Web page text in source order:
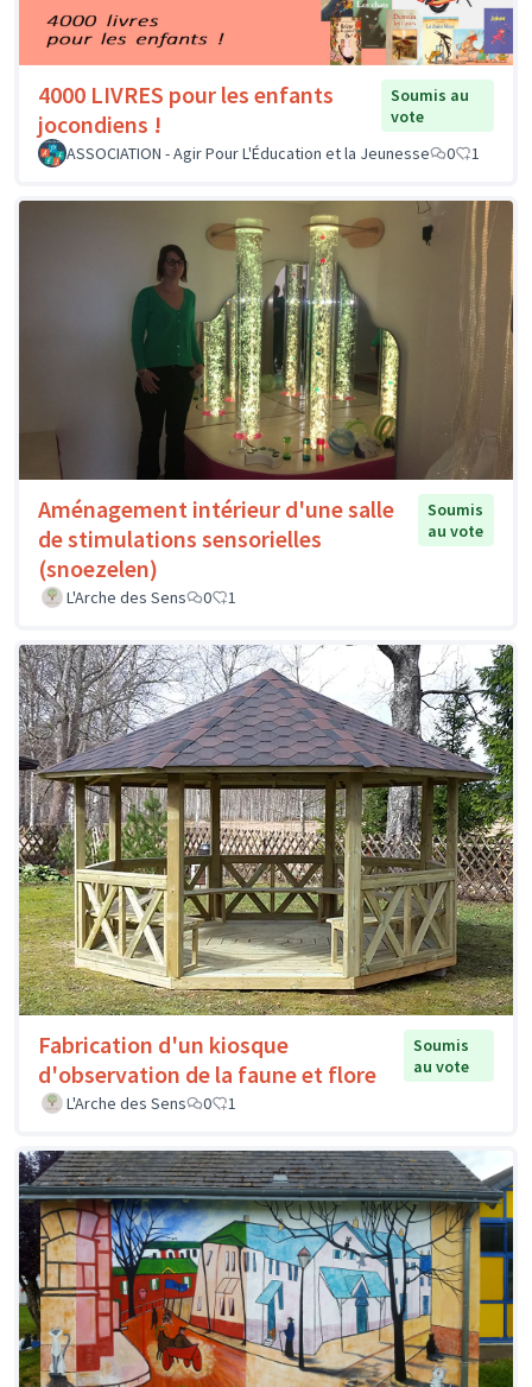
4000 LIVRES pour les enfants
jocondiens !
Soumis au
vote
ASSOCIATION - Agir Pour L'Éducation et la Jeunesse
0 1
Aménagement intérieur d'une salle
de stimulations sensorielles
(snoezelen)
Soumis
au vote
L'Arche des Sens 0 1
Fabrication d'un kiosque
d'observation de la faune et flore
Soumis
au vote
L'Arche des Sens
0 1